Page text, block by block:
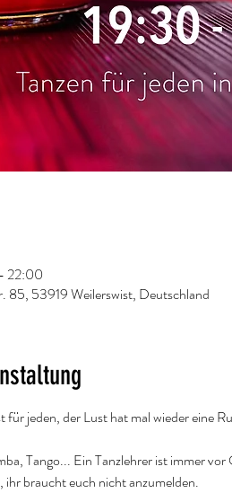
22:00
85, 53919 Weilerswist, Deutschland
für jeden, der Lust hat mal wieder eine
Tango... Ein Tanzlehrer ist immer
braucht euch nicht anzumelden.